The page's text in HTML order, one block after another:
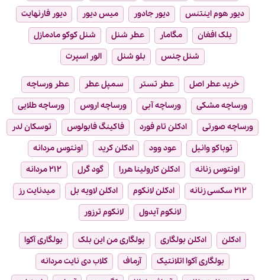
دیور هوم اینتنس
دیور جادور میس دیور
دیور فارنهایت
بلک افغان
مگامار عطر شنل
شنل کوکو مادمازل
شنل چنس
بلو شنل الور اسپرت
خرید عطر اصل عطر تستر سمپل عطر
عطر ورساچه
ورساچه مشکی
ورساچه آبی ورساچه اروس
ورساچه طلایی
ورساچه صورتی
ادکلن تام فورد فاکینگ فابولوس
توسکان لدر
توباکو وانیل
عود وود ادکلن کرید
اونتوس مردانه
اونتوس زنانه
ادکلن کارولینا هررا گود گرل
۲۱۲ مردانه
۲۱۲ سکسی زنانه
ادکلن لانکوم ادکلن لاویه بل
میدنایت رز
لانکوم آیدول
لانکوم ترزور
ادکلن ادکلن بولگاری بولگاری من این بلک
بولگاری آکوا
بولگاری آکوا اتلانتیک
آرماف
کلاب دی نایت مردانه